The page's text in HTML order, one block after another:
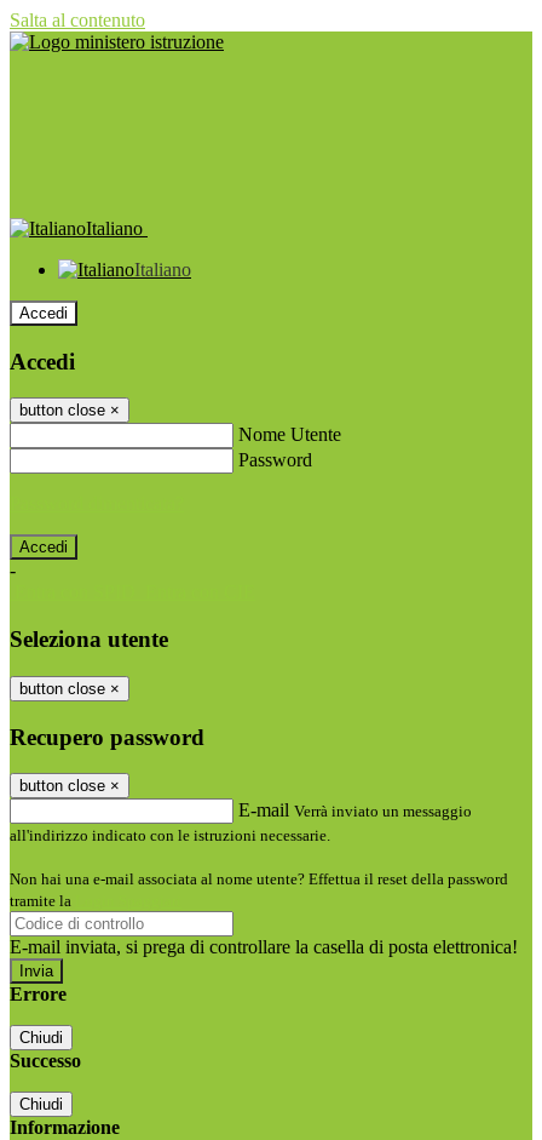
Salta al contenuto
Italiano
Italiano
Accedi
Accedi
button close ×
Nome Utente
Password
-
Seleziona utente
button close ×
Recupero password
button close ×
E-mail Verrà inviato un messaggio
all'indirizzo indicato con le istruzioni necessarie.
Non hai una e-mail associata al nome utente? Effettua il reset della password
tramite la
E-mail inviata, si prega di controllare la casella di posta elettronica!
Errore
Chiudi
Successo
Chiudi
Informazione